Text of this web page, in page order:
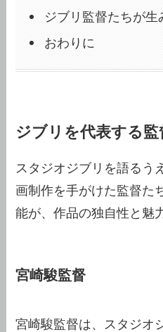
ジブリ監督たちが生
おわりに
ジブリを代表する監
スタジオジブリを語るう
画制作を手がけた監督た
能が、作品の独自性と魅
宮崎駿監督
宮崎駿監督は、スタジオ